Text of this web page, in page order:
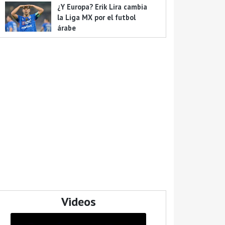
¿Y Europa? Erik Lira cambia
la Liga MX por el futbol
árabe
Videos